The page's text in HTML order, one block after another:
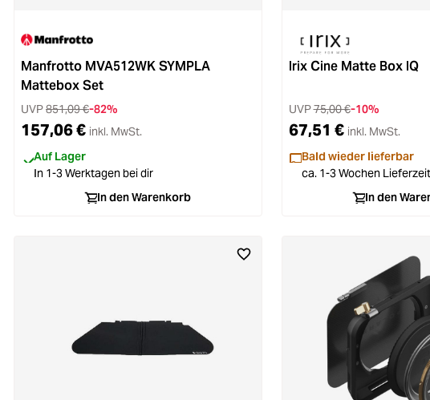
Manfrotto MVA512WK SYMPLA
Mattebox Set
UVP851,09 €-82%
157,06 € inkl. MwSt.
Auf Lager
In 1-3 Werktagen bei dir
In den Warenkorb
Irix Cine Matte Box IQ
UVP75,00 €-10%
67,51 € inkl. MwSt.
Bald wieder lieferbar
ca. 1-3 Wochen Lieferzeit
In den